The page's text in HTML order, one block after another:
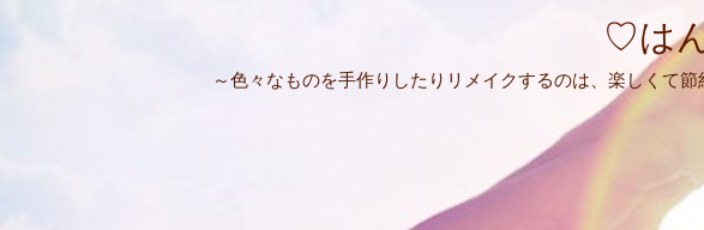
♡は
～色々なものを手作りしたりリメイクするのは、楽しくて